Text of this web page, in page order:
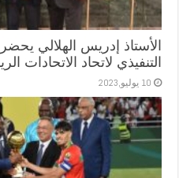
الأستاذ إدريس الهلالي
التنفيذي لاتحاد الاتحادات
10 يوليو,2023